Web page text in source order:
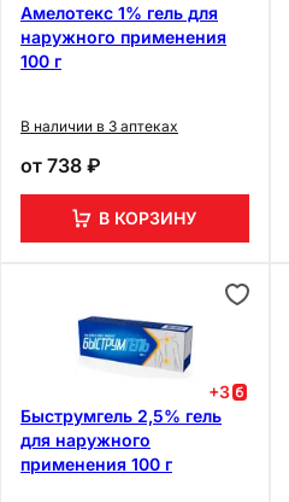
Амелотекс 1% гель для
наружного применения
100 г
В наличии в 3 аптеках
от 738 ₽
В КОРЗИНУ
+3
Быструмгель 2,5% гель
для наружного
применения 100 г